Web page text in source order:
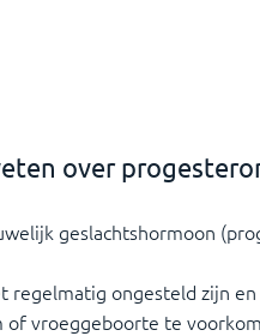
over
geslachtshormoon
regelmatig ongesteld zijn
of vroeggeboorte te